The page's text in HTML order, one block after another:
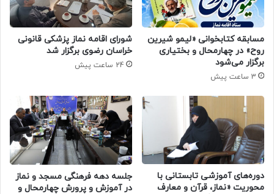
مسابقه کتابخوانی «لیمو شیرین
روح» در چهارمحال و بختیاری
برگزار می‌شود
3 ساعت پیش
شورای اقامه نماز پزشکی قانونی
خراسان رضوی برگزار شد
24 ساعت پیش
دوره‌های آموزشی تابستانی با
محوریت «نماز، قرآن و معارف
جلسه دهه فرهنگی مسجد و نماز
در آموزش و پرورش چهارمحال و